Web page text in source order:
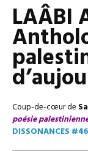
LAÂBI
Coup-de-cœur de
poésie
DISSONANCES #46